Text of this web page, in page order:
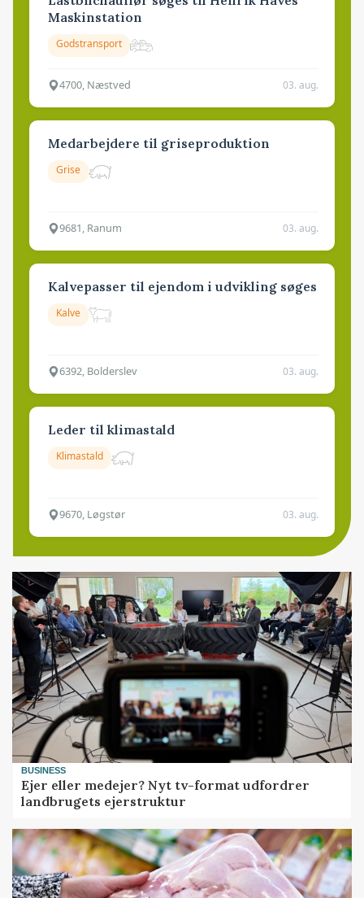
Maskinstation
Godstransport
4700, Næstved 03. aug.
Medarbejdere til griseproduktion
Grise
9681, Ranum 03. aug.
Kalvepasser til ejendom i udvikling søges
Kalve
6392, Bolderslev 03. aug.
Leder til klimastald
Klimastald
9670, Løgstør 03. aug.
BUSINESS
Ejer eller medejer? Nyt tv-format udfordrer
landbrugets ejerstruktur